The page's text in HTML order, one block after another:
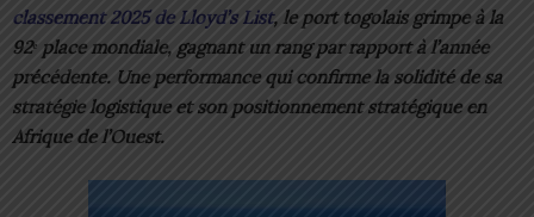
classement 2025 de Lloyd’s List, le port togolais grimpe à la
92ᵉ place mondiale, gagnant un rang par rapport à l’année
précédente. Une performance qui confirme la solidité de sa
stratégie logistique et son positionnement stratégique en
Afrique de l’Ouest.